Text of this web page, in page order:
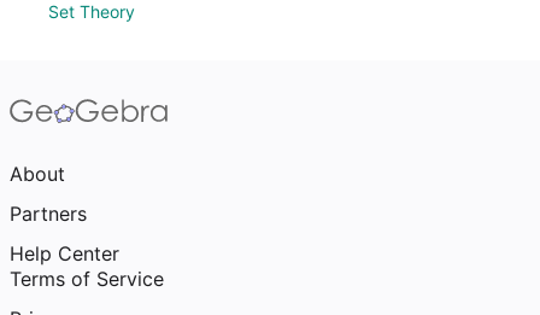
Set Theory
About
Partners
Help Center
Terms of Service